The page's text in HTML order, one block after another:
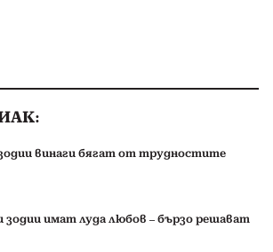
винаги бягат от трудностите
имат луда любов – бързо решават